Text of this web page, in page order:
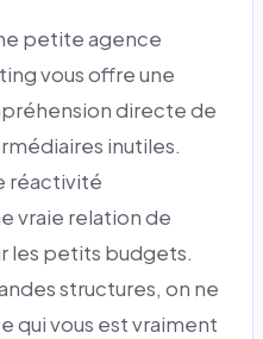
petite agence
vous offre une
directe de
inutiles.
réactivité
vraie relation de
les petits budgets.
structures, on ne
qui vous est vraiment